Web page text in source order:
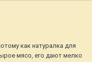
как натуралка для
мясо, его дают мелко